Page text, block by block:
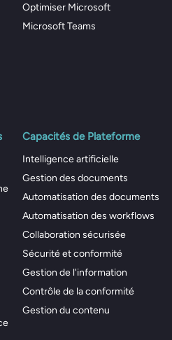
Optimiser Microsoft
Microsoft Teams
Capacités de Plateforme
Intelligence artificielle
Gestion des documents
Automatisation des documents
Automatisation des workflows
Collaboration sécurisée
Sécurité et conformité
Gestion de l'information
Contrôle de la conformité
Gestion du contenu